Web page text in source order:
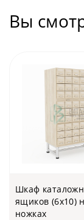
Вы
Шкаф
ящиков (6х10)
ножках